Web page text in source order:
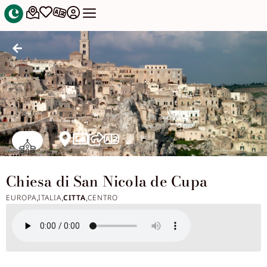
Chiesa di San Nicola de Cupa
EUROPA,ITALIA,CITTA,CENTRO